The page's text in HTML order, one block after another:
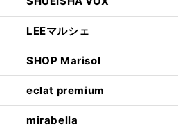
LEEマルシェ
SHOP Marisol
eclat premium
mirabella